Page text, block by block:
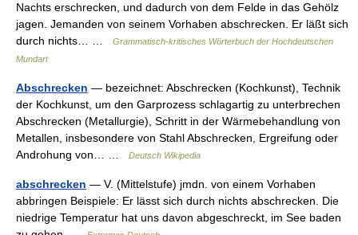
Nachts erschrecken, und dadurch von dem Felde in das Gehölz
jagen. Jemanden von seinem Vorhaben abschrecken. Er läßt sich
durch nichts… …
Grammatisch-kritisches Wörterbuch der Hochdeutschen
Mundart
Abschrecken — bezeichnet: Abschrecken (Kochkunst), Technik
der Kochkunst, um den Garprozess schlagartig zu unterbrechen
Abschrecken (Metallurgie), Schritt in der Wärmebehandlung von
Metallen, insbesondere von Stahl Abschrecken, Ergreifung oder
Androhung von… …
Deutsch Wikipedia
abschrecken — V. (Mittelstufe) jmdn. von einem Vorhaben
abbringen Beispiele: Er lässt sich durch nichts abschrecken. Die
niedrige Temperatur hat uns davon abgeschreckt, im See baden